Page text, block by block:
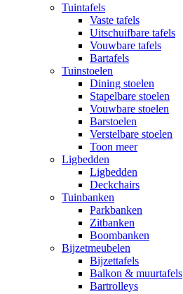
Tuintafels
Vaste tafels
Uitschuifbare tafels
Vouwbare tafels
Bartafels
Tuinstoelen
Dining stoelen
Stapelbare stoelen
Vouwbare stoelen
Barstoelen
Verstelbare stoelen
Toon meer
Ligbedden
Ligbedden
Deckchairs
Tuinbanken
Parkbanken
Zitbanken
Boombanken
Bijzetmeubelen
Bijzettafels
Balkon & muurtafels
Bartrolleys